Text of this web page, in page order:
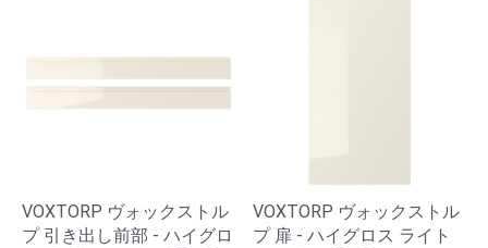
VOXTORP ヴォックストル
プ 引き出し前部 - ハイグロ
VOXTORP ヴォックストル
プ 扉 - ハイグロス ライト